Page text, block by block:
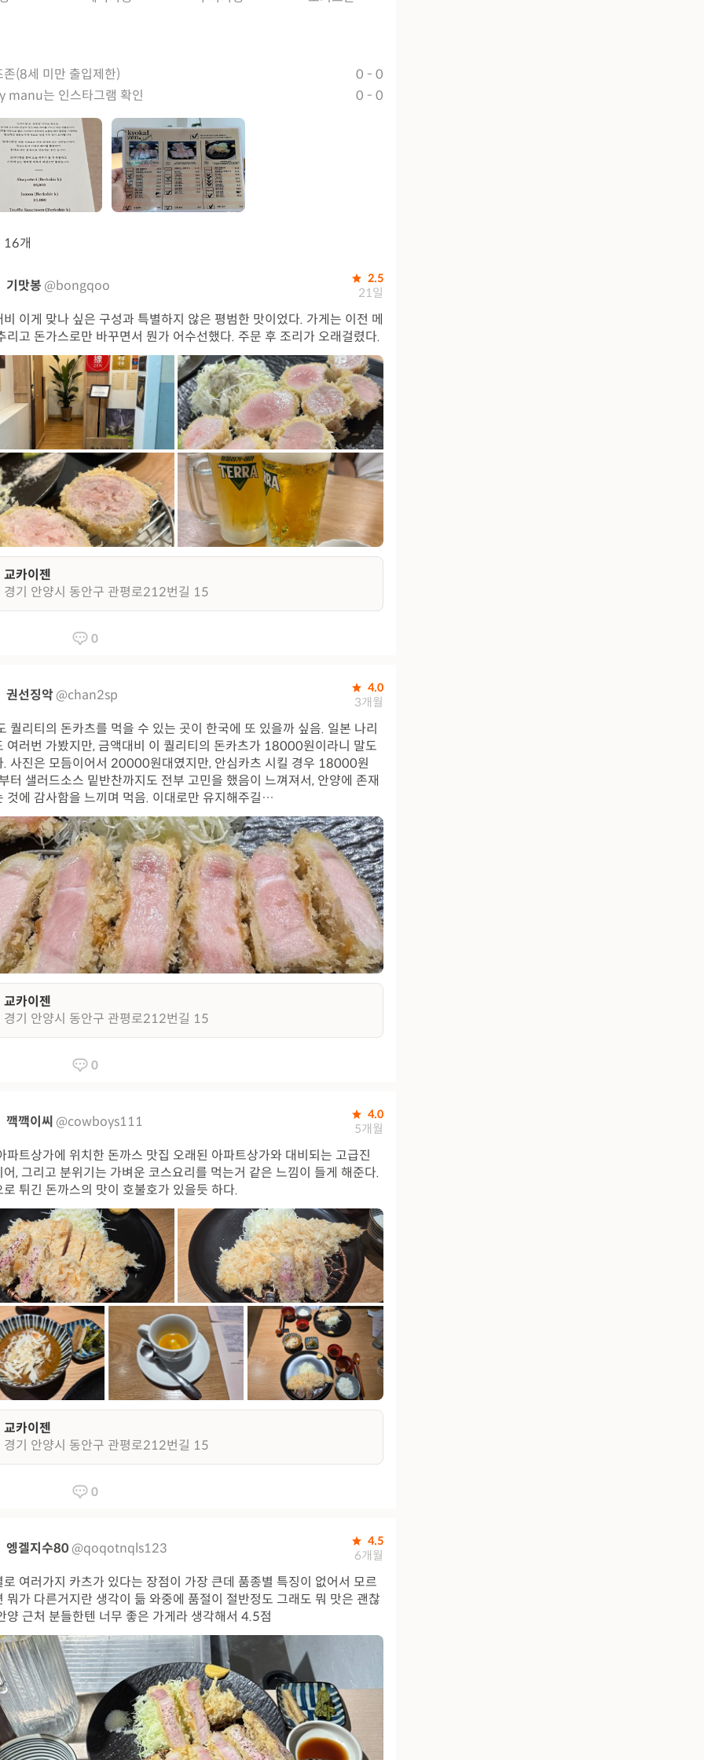
존(8세 미만 출입제한)
0 - 0
manu는 인스타그램 확인
0 - 0
16개
기맛봉 @bongqoo 2.5
21일
비 이게 맞나 싶은 구성과 특별하지 않은 평범한 맛이었다. 가게는 이전 메
리고 돈가스로만 바꾸면서 뭔가 어수선했다. 주문 후 조리가 오래걸렸다.
교카이젠
경기 안양시 동안구 관평로212번길 15
0
권선징악@chan2sp 4.0
3개월
퀄리티의 돈카츠를 먹을 수 있는 곳이 한국에 또 있을까 싶음. 일본 나리
여러번 가봤지만, 금액대비 이 퀄리티의 돈카츠가 18000원이라니 말도
. 사진은 모듬이어서 20000원대였지만, 안심카츠 시킬 경우 18000원
터 샐러드소스 밑반찬까지도 전부 고민을 했음이 느껴져서, 안양에 존재
것에 감사함을 느끼며 먹음. 이대로만 유지해주길…
교카이젠
경기 안양시 동안구 관평로212번길 15
0
깩깩이씨 @cowboys111 4.0
5개월
파트상가에 위치한 돈까스 맛집 오래된 아파트상가와 대비되는 고급진
어, 그리고 분위기는 가벼운 코스요리를 먹는거 같은 느낌이 들게 해준다.
로 튀긴 돈까스의 맛이 호불호가 있을듯 하다.
교카이젠
경기 안양시 동안구 관평로212번길 15
0
엥겔지수80@qoqotnqls123 4.5
6개월
로 여러가지 카츠가 있다는 장점이 가장 큰데 품종별 특징이 없어서 모르
뭐가 다른거지란 생각이 듦 와중에 품절이 절반정도 그래도 뭐 맛은 괜찮
양 근처 분들한텐 너무 좋은 가게라 생각해서 4.5점